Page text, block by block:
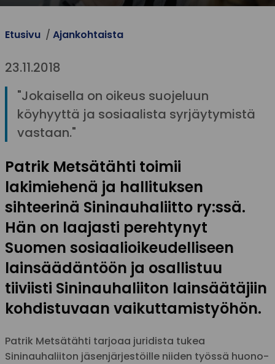
Etusivu Ajankohtaista
23.11.2018
"Jokaisella on oikeus suojeluun
köyhyyttä ja sosiaalista syrjäytymistä
vastaan."
Patrik Metsätähti toimii
lakimiehenä ja hallituksen
sihteerinä Sininauhaliitto ry:ssä.
Hän on laajasti perehtynyt
Suomen sosiaalioikeudelliseen
lainsäädäntöön ja osallistuu
tiiviisti Sininauhaliiton lainsäätäjiin
kohdistuvaan vaikuttamistyöhön.
Patrik Metsätähti tarjoaa juridista tukea
Sininauhaliiton jäsenjärjestöille niiden työssä huono-